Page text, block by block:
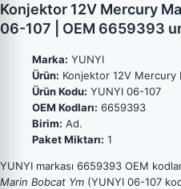
Konjektor 12V Mercury
06-107 | OEM 6659393
Marka: YUNYI
Ürün: Konjektor 12V Mercury
Ürün Kodu: YUNYI 06-107
OEM Kodları: 6659393
Birim: Ad.
Paket Miktarı: 1
YUNYI markası 6659393 OEM
Marin Bobcat Ym (YUNYI 06-107